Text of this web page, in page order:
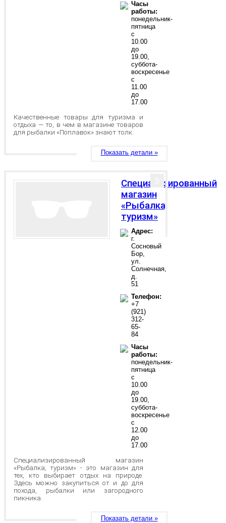
Часы
работы:
понедельник-
пятница
с
10.00
до
19.00,
суббота-
воскресенье
с
11.00
до
17.00
Качественные товары для туризма и
отдыха — то, в чем в магазине товаров
для рыбалки «Поплавок» знают толк.
Показать детали »
Специализированный
магазин
«Рыбалка,
туризм»
Адрес:
г.
Сосновый
Бор,
ул.
Солнечная,
д.
51
Телефон:
+7
(921)
312-
65-
84
Часы
работы:
понедельник-
пятница
с
10.00
до
19.00,
суббота-
воскресенье
с
12.00
до
17.00
Специализированный магазин
«Рыбалка, туризм» - это магазин для
тех, кто выбирает отдых на природе.
Здесь можно закупиться от и до для
похода, рыбалки или загородного
пикника.
Показать детали »